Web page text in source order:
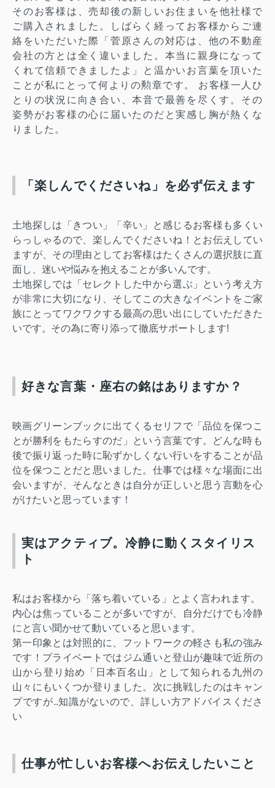
そのお客様は、売却後の新しいお住まいを他社様で
ご購入されました。しばらく経ってお客様からご連
絡 をいただいた際「菅原さんの対応は、他の不動産
会社の方とは全く違いました。本当に親身になって
くれて信頼できましたよ」と温かいお言葉を頂いた
ことが私にとって何よりの勲章です。 お客様一人ひ
とりの状況に向き合い、本音で最善を尽くす。その
姿勢がお客様の心に届いたのだと実感し胸が熱くな
りました。
「楽しんでくださいね」を必ず伝えます
土地探しは「きつい」「辛い」と感じるお客様も多く い
らっしゃるので、楽しんでくださいね！とお伝えしてい
ますが、その理由としてお客様はたくさんの選択肢に直
面し、迷いや悩みを抱えることが多いんです。
土地探しでは「セレクトした中から選ぶ」という考え方
が非常に大切になり、そしてこの大きなイベントをご家
族にとってワクワクする最高の思い出にしていただきた
いです。その為に寄り添って徹底サポートします!
好きな言葉・座右の銘はありますか？
映画グリーンブック に出てくるセリフで「品位を保つ こ
とが勝利をもたらすのだ」という言葉です。どんな時も
後で振り返った時に恥ずかしくない行いをすることが品
位を保つことだと思いました。仕事では様々な場面に出
会いますが、そんなときは自分が正しいと思う言動を心
がけたいと思っています！
実はアクティブ。冷静に動くスタイリス
ト
私はお客様から「落ち着いている」とよく言われます。
内心は焦っていることが多いですが、自分だけでも冷静
にと言い聞かせて動いていると思います。
第一印象とは対照的に、フットワークの軽さも私の強み
です！プライベートではジム通いと登山が趣味で近所の
山から登り始め「日本百名山」として知られる九州の
山々にもいくつか登りました。次に挑戦したのはキャン
プですが..知識がないので、詳しい方アドバイスくださ
い
仕事が忙しいお客様へお伝えしたいこと